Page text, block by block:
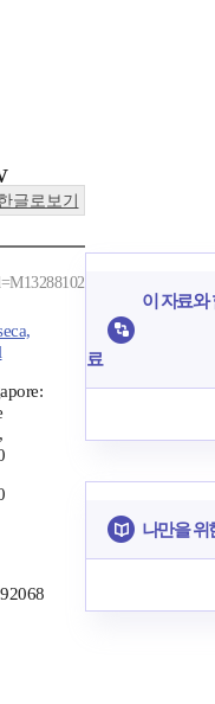
글로보기
이 자료와
료
나만을 위